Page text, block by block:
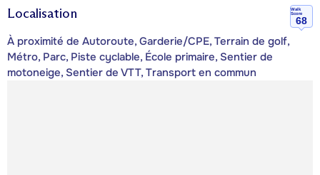
Localisation
Walk
Score
68
À proximité de Autoroute, Garderie/CPE, Terrain de golf,
Métro, Parc, Piste cyclable, École primaire, Sentier de
motoneige, Sentier de VTT, Transport en commun